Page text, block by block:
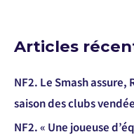
Articles
NF2. Le Smash
saison des clubs
NF2. « Une joueuse